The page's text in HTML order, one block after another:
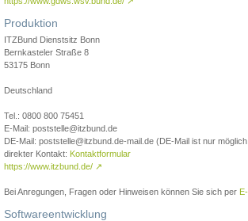
Produktion
ITZBund Dienstsitz Bonn
Bernkasteler Straße 8
53175 Bonn
Deutschland
Tel.: 0800 800 75451
E-Mail: poststelle@itzbund.de
DE-Mail: poststelle@itzbund.de-mail.de (DE-Mail ist nur
direkter Kontakt: Kontaktformular
https://www.itzbund.de/ ↗
Bei Anregungen, Fragen oder Hinweisen können Sie sich per
Softwareentwicklung